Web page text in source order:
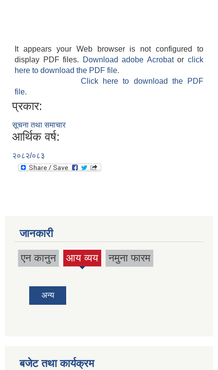
It appears your Web browser is not configured to
display PDF files.
Download adobe Acrobatorclick
here to download the PDF file.
Click here to download the PDF
file.
प्रकार:
सूचना तथा समाचार
आर्थिक वर्ष:
२०८२/०८३
जानकारी
एन कानुन आय व्यय
(active
नमुना फारम
अन्य
बजेट तथा कार्यक्रम